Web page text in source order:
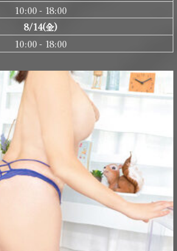
10:00 - 18:00
8/14(金)
10:00 - 18:00